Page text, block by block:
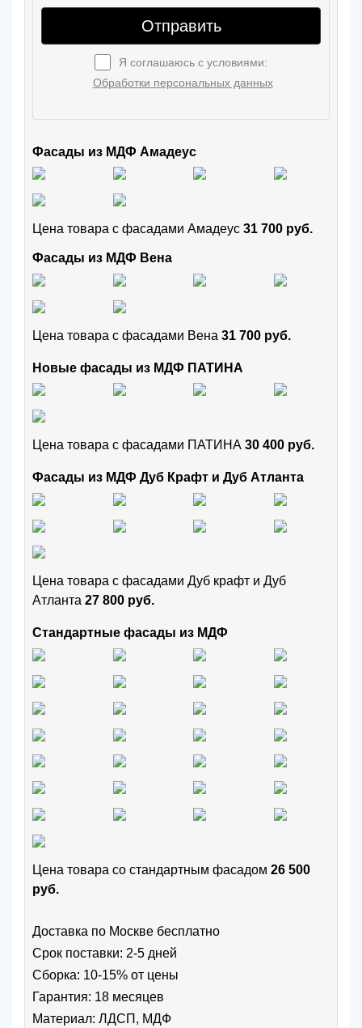
Отправить
Я соглашаюсь с условиями:
Обработки персональных данных
Фасады из МДФ Амадеус
Цена товара с фасадами Амадеус 31 700 руб.
Фасады из МДФ Вена
Цена товара с фасадами Вена 31 700 руб.
Новые фасады из МДФ ПАТИНА
Цена товара с фасадами ПАТИНА 30 400 руб.
Фасады из МДФ Дуб Крафт и Дуб Атланта
Цена товара с фасадами Дуб крафт и Дуб
Атланта 27 800 руб.
Стандартные фасады из МДФ
Цена товара cо стандартным фасадом 26 500
руб.
Доставка по Москве бесплатно
Срок поставки: 2-5 дней
Сборка: 10-15% от цены
Гарантия: 18 месяцев
Материал: ЛДСП, МДФ